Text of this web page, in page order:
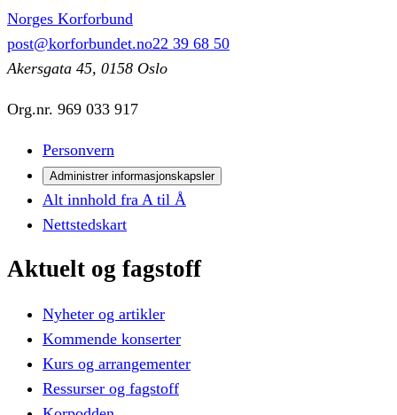
Norges Korforbund
post@korforbundet.no22 39 68 50
Akersgata 45, 0158 Oslo
Org.nr. 969 033 917
Personvern
Administrer informasjonskapsler
Alt innhold fra A til Å
Nettstedskart
Aktuelt og fagstoff
Nyheter og artikler
Kommende konserter
Kurs og arrangementer
Ressurser og fagstoff